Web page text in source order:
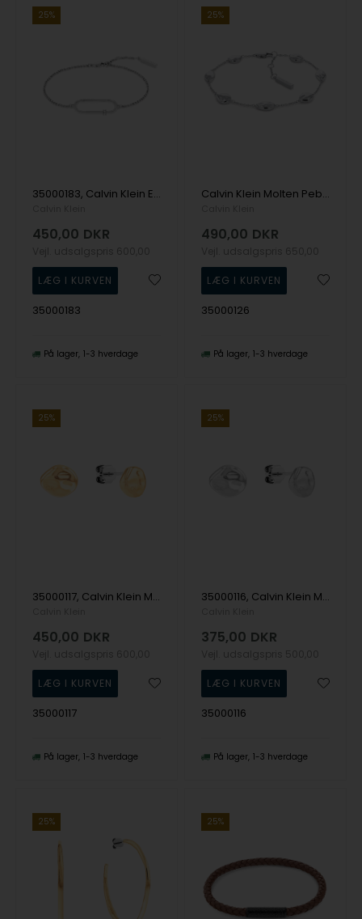
25%
35000183, Calvin Klein Elongated Oval Bracelet Armbånd
450,00 DKR
35000183
På lager 1-3 hverdage
25%
Calvin Klein Molten Pebble Bracelet Armbånd
490,00 DKR
35000126
På lager 1-3 hverdage
25%
35000117, Calvin Klein Molten Pebble Earrings Ørering
450,00 DKR
35000117
På lager 1-3 hverdage
25%
35000116, Calvin Klein Molten Pebble Earrings Ørering
375,00 DKR
35000116
På lager 1-3 hverdage
25% 25%